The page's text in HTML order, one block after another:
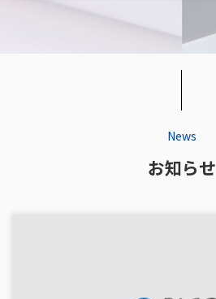
News
お知らせ